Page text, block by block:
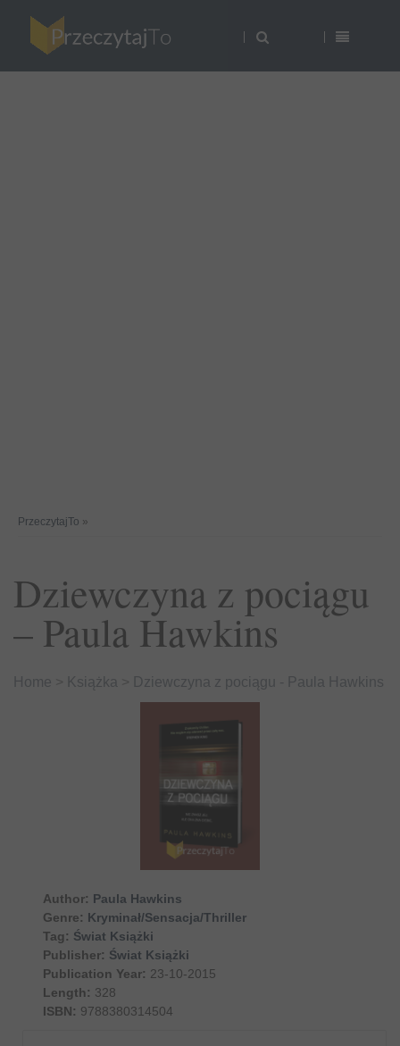
PrzeczytajTo »
Dziewczyna z pociągu
– Paula Hawkins
Home Książka Dziewczyna z pociągu - Paula Hawkins
Author: Paula Hawkins
Genre: Kryminał/Sensacja/Thriller
Tag: Świat Książki
Publisher: Świat Książki
Publication Year: 23-10-2015
Length: 328
ISBN: 9788380314504